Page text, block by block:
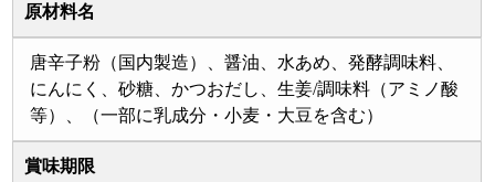
原材料名
唐辛子粉（国内製造）、醤油、水あめ、発酵調味料、
にんにく、砂糖、かつおだし、生姜/調味料（アミノ酸
等）、（一部に乳成分・小麦・大豆を含む）
賞味期限